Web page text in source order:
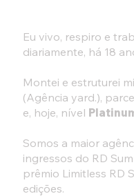
Eu vivo, respiro e
diariamente, há 18
Montei e estruturei
(Agência yard.),
e, hoje, nível
Somos a maior
ingressos do RD
prêmio Limitless RD
edições.